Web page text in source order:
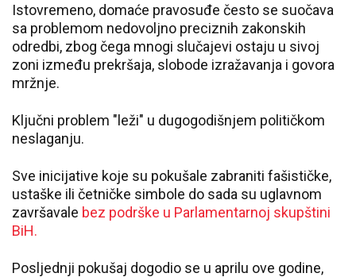
Istovremeno, domaće pravosuđe često se suočava
sa problemom nedovoljno preciznih zakonskih
odredbi, zbog čega mnogi slučajevi ostaju u sivoj
zoni između prekršaja, slobode izražavanja i govora
mržnje.
Ključni problem "leži" u dugogodišnjem političkom
neslaganju.
Sve inicijative koje su pokušale zabraniti fašističke,
ustaške ili četničke simbole do sada su uglavnom
završavale bez podrške u Parlamentarnoj skupštini
BiH.
Posljednji pokušaj dogodio se u aprilu ove godine,